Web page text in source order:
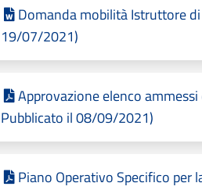
Domanda mobilità Istruttore
19/07/2021)
Approvazione elenco
Pubblicato il 08/09/2021)
Piano Operativo Specifico per